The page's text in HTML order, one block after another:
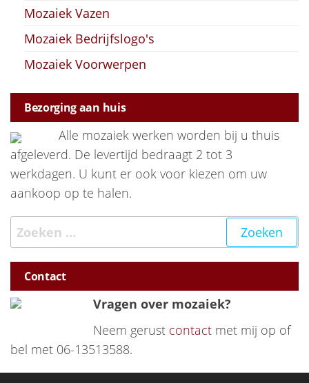
Mozaiek Vazen
Mozaiek Bedrijfslogo's
Mozaiek Voorwerpen
Bezorging aan huis
Alle mozaiek werken worden bij u thuis
afgeleverd. De levertijd bedraagt 2 tot 3
werkdagen. U kunt er ook voor kiezen om uw
aankoop op te halen.
Zoeken naar:
Contact
Vragen over mozaiek?
Neem gerust contact met mij op of
bel met 06-13513588.